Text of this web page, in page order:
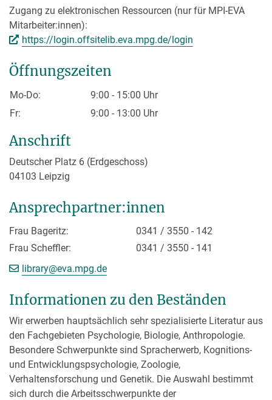
Zugang zu elektronischen Ressourcen (nur für MPI-EVA
Mitarbeiter:innen):
https://login.offsitelib.eva.mpg.de/login
Öffnungszeiten
Mo-Do:
9:00 - 15:00 Uhr
Fr:
9:00 - 13:00 Uhr
Anschrift
Deutscher Platz 6 (Erdgeschoss)
04103 Leipzig
Ansprechpartner:innen
Frau Bageritz:
0341 / 3550 - 142
Frau Scheffler:
0341 / 3550 - 141
library@[>>> Please remove the text! <<<]
eva.mpg.de
Informationen zu den Beständen
Wir erwerben hauptsächlich sehr spezialisierte Literatur aus
den Fachgebieten Psychologie, Biologie, Anthropologie.
Besondere Schwerpunkte sind Spracherwerb, Kognitions-
und Entwicklungspsychologie, Zoologie,
Verhaltensforschung und Genetik. Die Auswahl bestimmt
sich durch die Arbeitsschwerpunkte der